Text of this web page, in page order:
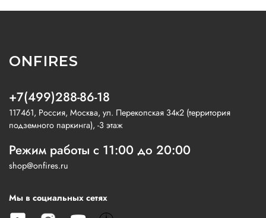
ONFIRES
+7(499)288-86-18
117461, Россия, Москва, ул. Перекопская 34к2 (территория
подземного паркинга), -3 этаж
Режим работы с 11:00 до 20:00
shop@onfires.ru
Мы в социальных сетях